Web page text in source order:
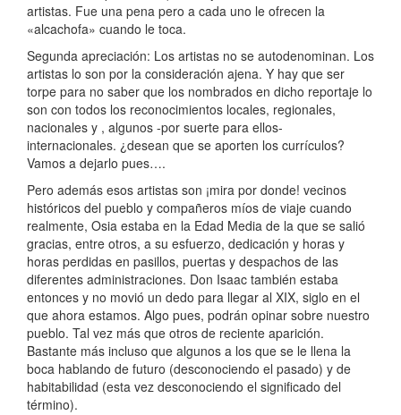
artistas. Fue una pena pero a cada uno le ofrecen la
«alcachofa» cuando le toca.
Segunda apreciación: Los artistas no se autodenominan. Los
artistas lo son por la consideración ajena. Y hay que ser
torpe para no saber que los nombrados en dicho reportaje lo
son con todos los reconocimientos locales, regionales,
nacionales y , algunos -por suerte para ellos-
internacionales. ¿desean que se aporten los currículos?
Vamos a dejarlo pues….
Pero además esos artistas son ¡mira por donde! vecinos
históricos del pueblo y compañeros míos de viaje cuando
realmente, Osia estaba en la Edad Media de la que se salió
gracias, entre otros, a su esfuerzo, dedicación y horas y
horas perdidas en pasillos, puertas y despachos de las
diferentes administraciones. Don Isaac también estaba
entonces y no movió un dedo para llegar al XIX, siglo en el
que ahora estamos. Algo pues, podrán opinar sobre nuestro
pueblo. Tal vez más que otros de reciente aparición.
Bastante más incluso que algunos a los que se le llena la
boca hablando de futuro (desconociendo el pasado) y de
habitabilidad (esta vez desconociendo el significado del
término).